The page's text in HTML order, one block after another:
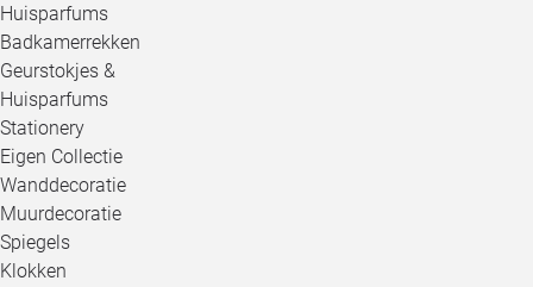
Huisparfums
Badkamerrekken
Geurstokjes &
Huisparfums
Stationery
Eigen Collectie
Wanddecoratie
Muurdecoratie
Spiegels
Klokken